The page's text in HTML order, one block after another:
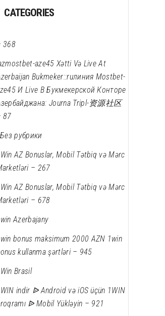
CATEGORIES
368
aze45 Xətti Və Live At
Bukmeker::ruлиния Mostbet-
И Live В Букмекерской Конторе
Journa Tripl-资源社区
87
рубрики
AZ Bonuslar, Mobil Tətbiq və Mərc
– 267
AZ Bonuslar, Mobil Tətbiq və Mərc
– 678
Azerbajany
bonus maksimum 2000 AZN 1win
kullanma şərtləri – 945
Brasil
indir ᐉ Android və iOS üçün 1WIN
ᐉ Mobil Yükləyin – 921